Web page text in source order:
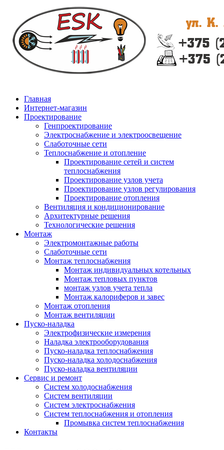
Главная
Интернет-магазин
Проектирование
Генпроектирование
Электроснабжение и электроосвещение
Слаботочные сети
Теплоснабжение и отопление
Проектирование сетей и систем
теплоснабжения
Проектирование узлов учета
Проектирование узлов регулирования
Проектирование отопления
Вентиляция и кондиционирование
Архитектурные решения
Технологические решения
Монтаж
Электромонтажные работы
Слаботочные сети
Монтаж теплоснабжения
Монтаж индивидуальных котельных
Монтаж тепловых пунктов
монтаж узлов учета тепла
Монтаж калориферов и завес
Монтаж отопления
Монтаж вентиляции
Пуско-наладка
Электрофизические измерения
Наладка электрооборудования
Пуско-наладка теплоснабжения
Пуско-наладка холодоснабжения
Пуско-наладка вентиляции
Сервис и ремонт
Систем холодоснабжения
Систем вентиляции
Систем электроснабжения
Систем теплоснабжения и отопления
Промывка систем теплоснабжения
Контакты